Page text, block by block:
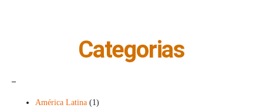
Categorias
América Latina (1)